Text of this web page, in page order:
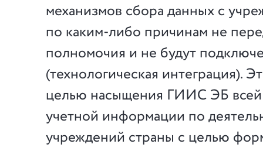
механизмов сбора данных с
по каким-либо причинам не
полномочия и не будут
(технологическая интеграция).
целью насыщения ГИИС ЭБ
учетной информации по
учреждений страны с целью